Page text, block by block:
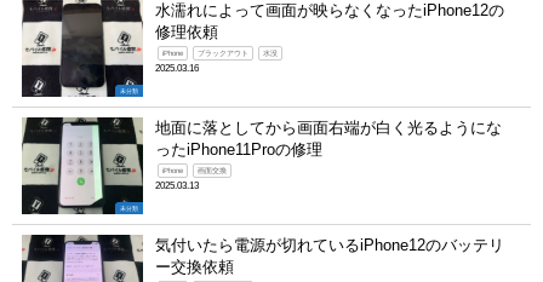
未分類
水濡れによって画面が映らなくなったiPhone12の
修理依頼
iPhone ブラックアウト 水没
2025.03.16
未分類
地面に落としてから画面右端が白く光るようにな
ったiPhone11Proの修理
iPhone 画面交換
2025.03.13
気付いたら電源が切れているiPhone12のバッテリ
ー交換依頼